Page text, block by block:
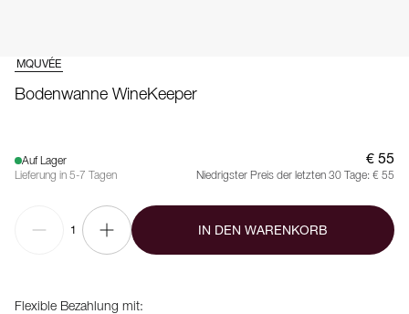
MQUVÉE
Bodenwanne WineKeeper
Auf Lager
Lieferung in 5-7 Tagen
€ 55
Niedrigster Preis der letzten 30 Tage: € 55
1 IN DEN WARENKORB
Flexible Bezahlung mit: